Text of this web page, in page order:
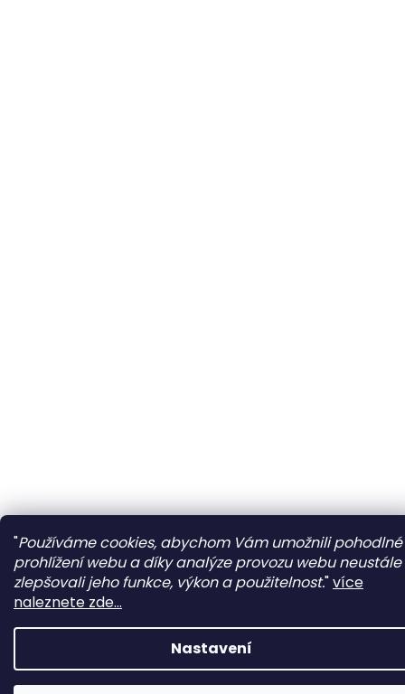
"Používáme cookies, abychom Vám umožnili pohodlné
prohlížení webu a díky analýze provozu webu neustále
zlepšovali jeho funkce, výkon a použitelnost."více
naleznete zde...
Nastavení